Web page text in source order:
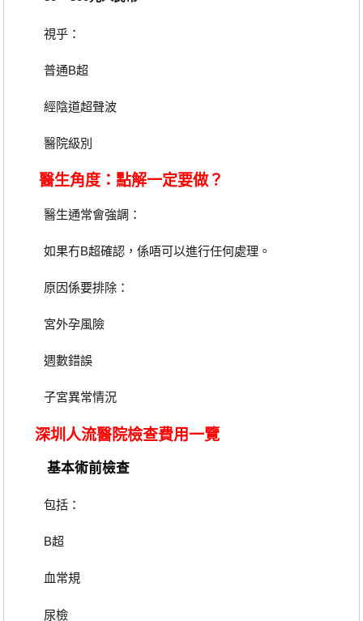
視乎：
普通B超
經陰道超聲波
醫院級別
醫生角度：點解一定要做？
醫生通常會強調：
如果冇B超確認，係唔可以進行任何處理。
原因係要排除：
宮外孕風險
週數錯誤
子宮異常情況
深圳人流醫院檢查費用一覽
基本術前檢查
包括：
B超
血常規
尿檢